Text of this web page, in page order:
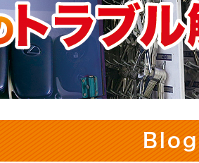
Blog